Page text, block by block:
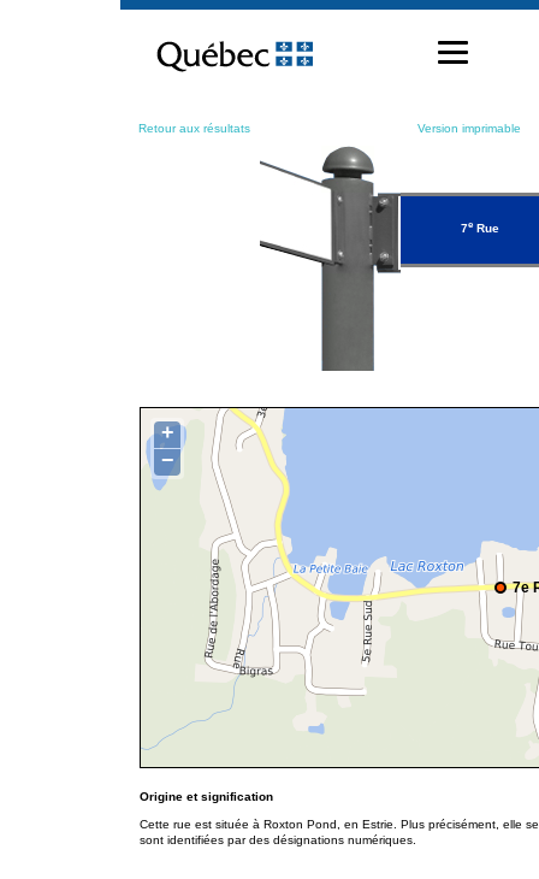
contenu
Retour aux résultats Version imprimable
7eRue
7e
+
−
Origine et signification
Cette rue est située à Roxton Pond, en Estrie. Plus précisément, elle
sont identifiées par des désignations numériques.